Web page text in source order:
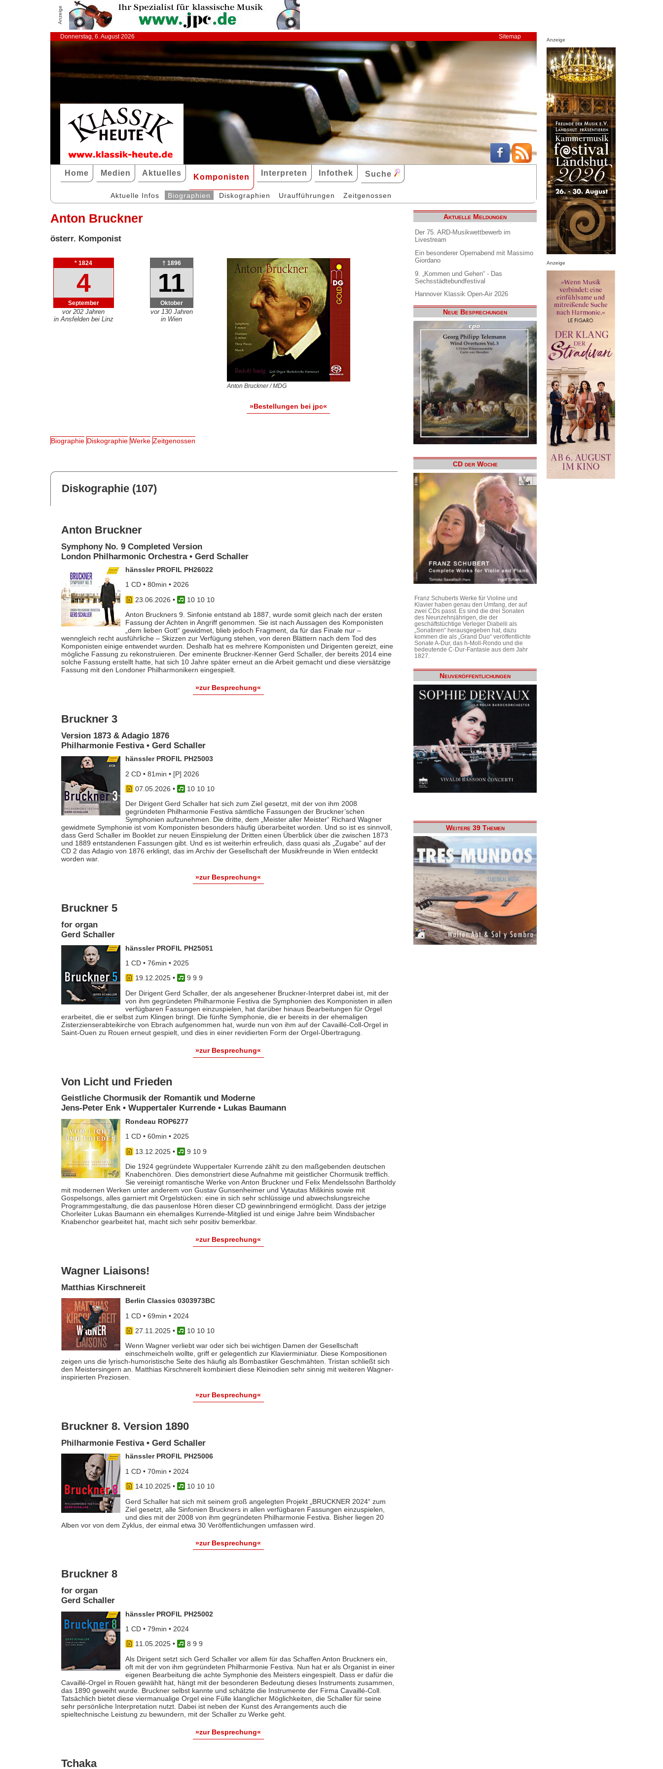
Anzeige
Donnerstag, 6. August 2026 Sitemap
Home Medien Aktuelles Komponisten Interpreten Infothek Suche
Aktuelle Infos Biographien Diskographien Uraufführungen Zeitgenossen
Anton Bruckner
österr. Komponist
* 1824
4
September
vor 202 Jahren
in Ansfelden bei Linz
† 1896
11
Oktober
vor 130 Jahren
in Wien
Anton Bruckner / MDG
»Bestellungen bei jpc«
Biographie Diskographie Werke Zeitgenossen
Diskographie (107)
Anton Bruckner
Symphony No. 9 Completed Version
London Philharmonic Orchestra • Gerd Schaller
hänssler PROFIL PH26022
1 CD • 80min • 2026
23.06.2026 •
10 10 10
Anton Bruckners 9. Sinfonie entstand ab 1887, wurde somit gleich nach der ersten
Fassung der Achten in Angriff genommen. Sie ist nach Aussagen des Komponisten
„dem lieben Gott“ gewidmet, blieb jedoch Fragment, da für das Finale nur –
wenngleich recht ausführliche – Skizzen zur Verfügung stehen, von deren Blättern nach dem Tod des
Komponisten einige entwendet wurden. Deshalb hat es mehrere Komponisten und Dirigenten gereizt, eine
mögliche Fassung zu rekonstruieren. Der eminente Bruckner-Kenner Gerd Schaller, der bereits 2014 eine
solche Fassung erstellt hatte, hat sich 10 Jahre später erneut an die Arbeit gemacht und diese viersätzige
Fassung mit den Londoner Philharmonikern eingespielt.
»zur Besprechung«
Bruckner 3
Version 1873 & Adagio 1876
Philharmonie Festiva • Gerd Schaller
hänssler PROFIL PH25003
2 CD • 81min • [P] 2026
07.05.2026 •
10 10 10
Der Dirigent Gerd Schaller hat sich zum Ziel gesetzt, mit der von ihm 2008
gegründeten Philharmonie Festiva sämtliche Fassungen der Bruckner’schen
Symphonien aufzunehmen. Die dritte, dem „Meister aller Meister“ Richard Wagner
gewidmete Symphonie ist vom Komponisten besonders häufig überarbeitet worden. Und so ist es sinnvoll,
dass Gerd Schaller im Booklet zur neuen Einspielung der Dritten einen Überblick über die zwischen 1873
und 1889 entstandenen Fassungen gibt. Und es ist weiterhin erfreulich, dass quasi als „Zugabe“ auf der
CD 2 das Adagio von 1876 erklingt, das im Archiv der Gesellschaft der Musikfreunde in Wien entdeckt
worden war.
»zur Besprechung«
Bruckner 5
for organ
Gerd Schaller
hänssler PROFIL PH25051
1 CD • 76min • 2025
19.12.2025•
9 9 9
Der Dirigent Gerd Schaller, der als angesehener Bruckner-Interpret dabei ist, mit der
von ihm gegründeten Philharmonie Festiva die Symphonien des Komponisten in allen
verfügbaren Fassungen einzuspielen, hat darüber hinaus Bearbeitungen für Orgel
erarbeitet, die er selbst zum Klingen bringt. Die fünfte Symphonie, die er bereits in der ehemaligen
Zisterzienserabteikirche von Ebrach aufgenommen hat, wurde nun von ihm auf der Cavaillé-Coll-Orgel in
Saint-Ouen zu Rouen erneut gespielt, und dies in einer revidierten Form der Orgel-Übertragung.
»zur Besprechung«
Von Licht und Frieden
Geistliche Chormusik der Romantik und Moderne
Jens-Peter Enk • Wuppertaler Kurrende • Lukas Baumann
Rondeau ROP6277
1 CD • 60min • 2025
13.12.2025•
9 10 9
Die 1924 gegründete Wuppertaler Kurrende zählt zu den maßgebenden deutschen
Knabenchören. Dies demonstriert diese Aufnahme mit geistlicher Chormusik trefflich.
Sie vereinigt romantische Werke von Anton Bruckner und Felix Mendelssohn Bartholdy
mit modernen Werken unter anderem von Gustav Gunsenheimer und Vytautas Miškinis sowie mit
Gospelsongs, alles garniert mit Orgelstücken: eine in sich sehr schlüssige und abwechslungsreiche
Programmgestaltung, die das pausenlose Hören dieser CD gewinnbringend ermöglicht. Dass der jetzige
Chorleiter Lukas Baumann ein ehemaliges Kurrende-Mitglied ist und einige Jahre beim Windsbacher
Knabenchor gearbeitet hat, macht sich sehr positiv bemerkbar.
»zur Besprechung«
Wagner Liaisons!
Matthias Kirschnereit
Berlin Classics 0303973BC
1 CD • 69min • 2024
27.11.2025•
10 10 10
Wenn Wagner verliebt war oder sich bei wichtigen Damen der Gesellschaft
einschmeicheln wollte, griff er gelegentlich zur Klavierminiatur. Diese Kompositionen
zeigen uns die lyrisch-humoristische Seite des häufig als Bombastiker Geschmähten. Tristan schließt sich
den Meistersingern an. Matthias KirschnereIt kombiniert diese Kleinodien sehr sinnig mit weiteren Wagner-
inspirierten Preziosen.
»zur Besprechung«
Bruckner 8. Version 1890
Philharmonie Festiva • Gerd Schaller
hänssler PROFIL PH25006
1 CD • 70min • 2024
14.10.2025•
10 10 10
Gerd Schaller hat sich mit seinem groß angelegten Projekt „BRUCKNER 2024“ zum
Ziel gesetzt, alle Sinfonien Bruckners in allen verfügbaren Fassungen einzuspielen,
und dies mit der 2008 von ihm gegründeten Philharmonie Festiva. Bisher liegen 20
Alben vor von dem Zyklus, der einmal etwa 30 Veröffentlichungen umfassen wird.
»zur Besprechung«
Bruckner 8
for organ
Gerd Schaller
hänssler PROFIL PH25002
1 CD • 79min • 2024
11.05.2025•
8 9 9
Als Dirigent setzt sich Gerd Schaller vor allem für das Schaffen Anton Bruckners ein,
oft mit der von ihm gegründeten Philharmonie Festiva. Nun hat er als Organist in einer
eigenen Bearbeitung die achte Symphonie des Meisters eingespielt. Dass er dafür die
Cavaillé-Orgel in Rouen gewählt hat, hängt mit der besonderen Bedeutung dieses Instruments zusammen,
das 1890 geweiht wurde. Bruckner selbst kannte und schätzte die Instrumente der Firma Cavaillé-Coll.
Tatsächlich bietet diese viermanualige Orgel eine Fülle klanglicher Möglichkeiten, die Schaller für seine
sehr persönliche Interpretation nutzt. Dabei ist neben der Kunst des Arrangements auch die
spieltechnische Leistung zu bewundern, mit der Schaller zu Werke geht.
»zur Besprechung«
Tchaka
Aktuelle Meldungen
Der 75. ARD-Musikwettbewerb im
Livestream
Ein besonderer Opernabend mit Massimo
Giordano
9. „Kommen und Gehen“ - Das
Sechsstädtebundfestival
Hannover Klassik Open-Air 2026
Neue Besprechungen
CD der Woche
Franz Schuberts Werke für Violine und
Klavier haben genau den Umfang, der auf
zwei CDs passt. Es sind die drei Sonaten
des Neunzehnjährigen, die der
geschäftstüchtige Verleger Diabelli als
„Sonatinen“ herausgegeben hat, dazu
kommen die als „Grand Duo“ veröffentlichte
Sonate A-Dur, das h-Moll-Rondo und die
bedeutende C-Dur-Fantasie aus dem Jahr
1827.
Neuveröffentlichungen
Weitere 39 Themen
Anzeige
Anzeige